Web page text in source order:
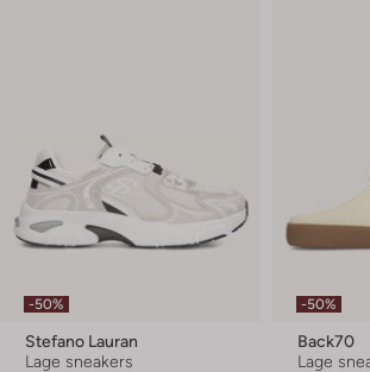
-50%
Stefano Lauran
Lage sneakers
-50%
Back70
Lage